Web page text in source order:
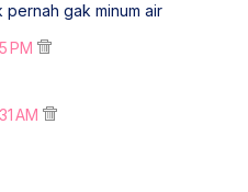
pernah gak minum air
PM
AM